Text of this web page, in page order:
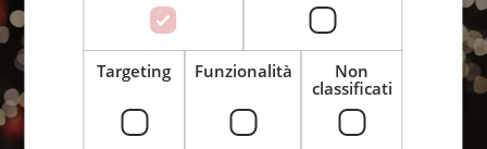
Targeting Funzionalità
Non
classificati